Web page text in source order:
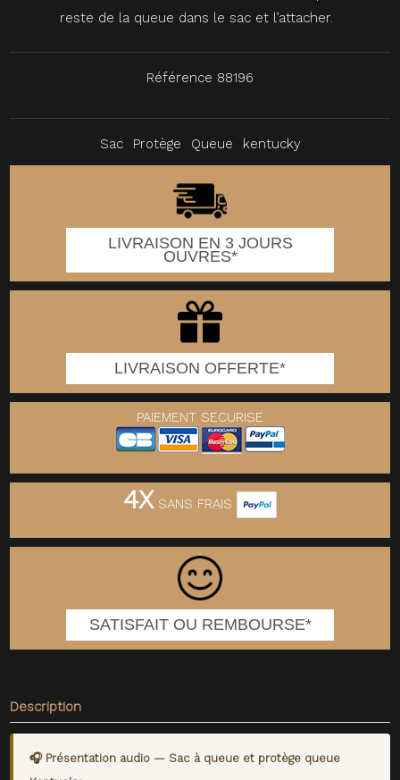
reste de la queue dans le sac et l’attacher.
Référence 88196
Sac Protège Queue kentucky
LIVRAISON EN 3 JOURS
OUVRES*
LIVRAISON OFFERTE*
PAIEMENT SECURISE
4XSANS FRAIS
SATISFAIT OU REMBOURSE*
Description
🎧 Présentation audio — Sac à queue et protège queue